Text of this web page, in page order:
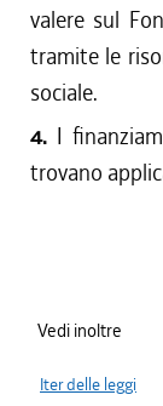
valere sul
tramite le
sociale.
4. I
trovano
Vedi inoltre
Iter delle leggi